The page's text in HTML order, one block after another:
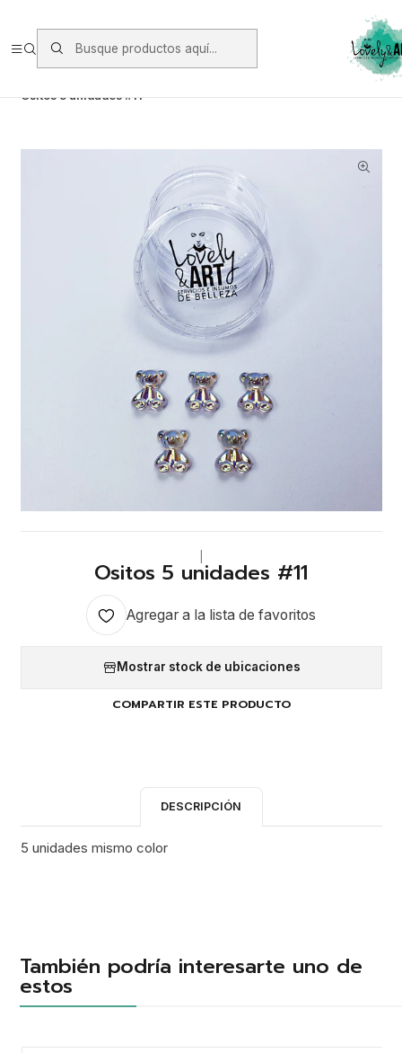
https://www.starken.cl/
Ositos 5 unidades #11
Ositos 5 unidades #11
Agregar a la lista de favoritos
Mostrar stock de ubicaciones
COMPARTIR ESTE PRODUCTO
DESCRIPCIÓN
5 unidades mismo color
También podría interesarte uno de
estos